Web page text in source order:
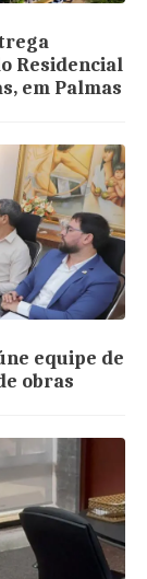
Residencial
em Palmas
equipe de
obras